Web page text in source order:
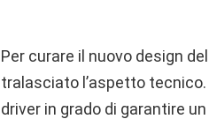
Per curare il nuovo design
tralasciato l’aspetto
driver in grado di garantire